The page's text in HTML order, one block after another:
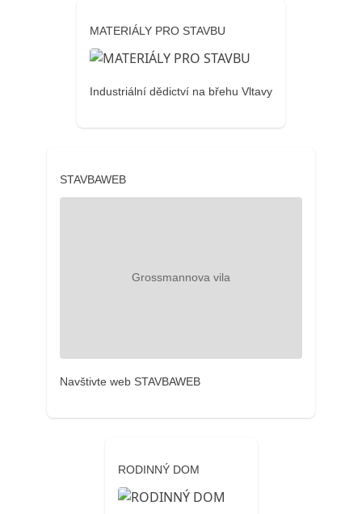
MATERIÁLY PRO STAVBU
Industriální dědictví na břehu Vltavy
STAVBAWEB
Navštivte web STAVBAWEB
RODINNÝ DOM